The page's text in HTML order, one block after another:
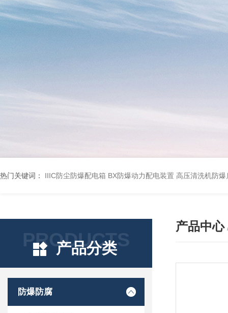
热门关键词： IIIC防尘防爆配电箱 BX防爆动力配电装置 高压清洗机防爆
PRODUCTS
产品分类
防爆防腐
产品中心